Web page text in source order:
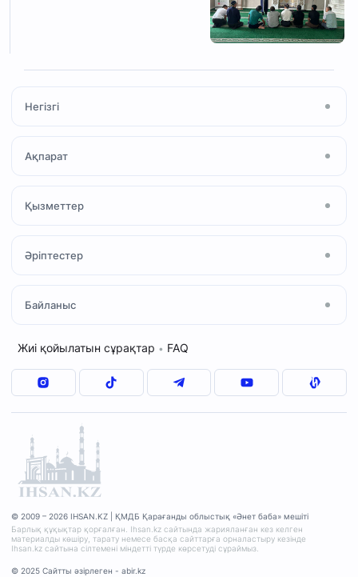
Негізгі
Мақала
Ihsan Media
Ақпарат
Намаз
Ислам қабылдау
Дәрістер кестесі
Қызметтер
«Зекет» қоры
Сұрақ–жауап
Әріптестер
«QMDB HALAL»
«Зекет» қоры
«Уақып» қоры
Байланыс
+7(7212)77-17-47
Жиі қойылатын сұрақтар • FAQ
© 2009 – 2026 IHSAN.KZ | ҚМДБ Қарағанды облыстық «Әнет баба» мешіті
Барлық құқықтар қорғалған. Ihsan.kz сайтында жарияланған кез келген
материалды көшіру, тарату немесе басқа сайттарға орналастыру кезінде
Ihsan.kz сайтына сілтемені міндетті түрде көрсетуді сұраймыз.
© 2025 Сайтты әзірлеген - abir.kz